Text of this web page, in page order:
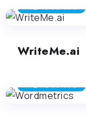
WriteMe.ai